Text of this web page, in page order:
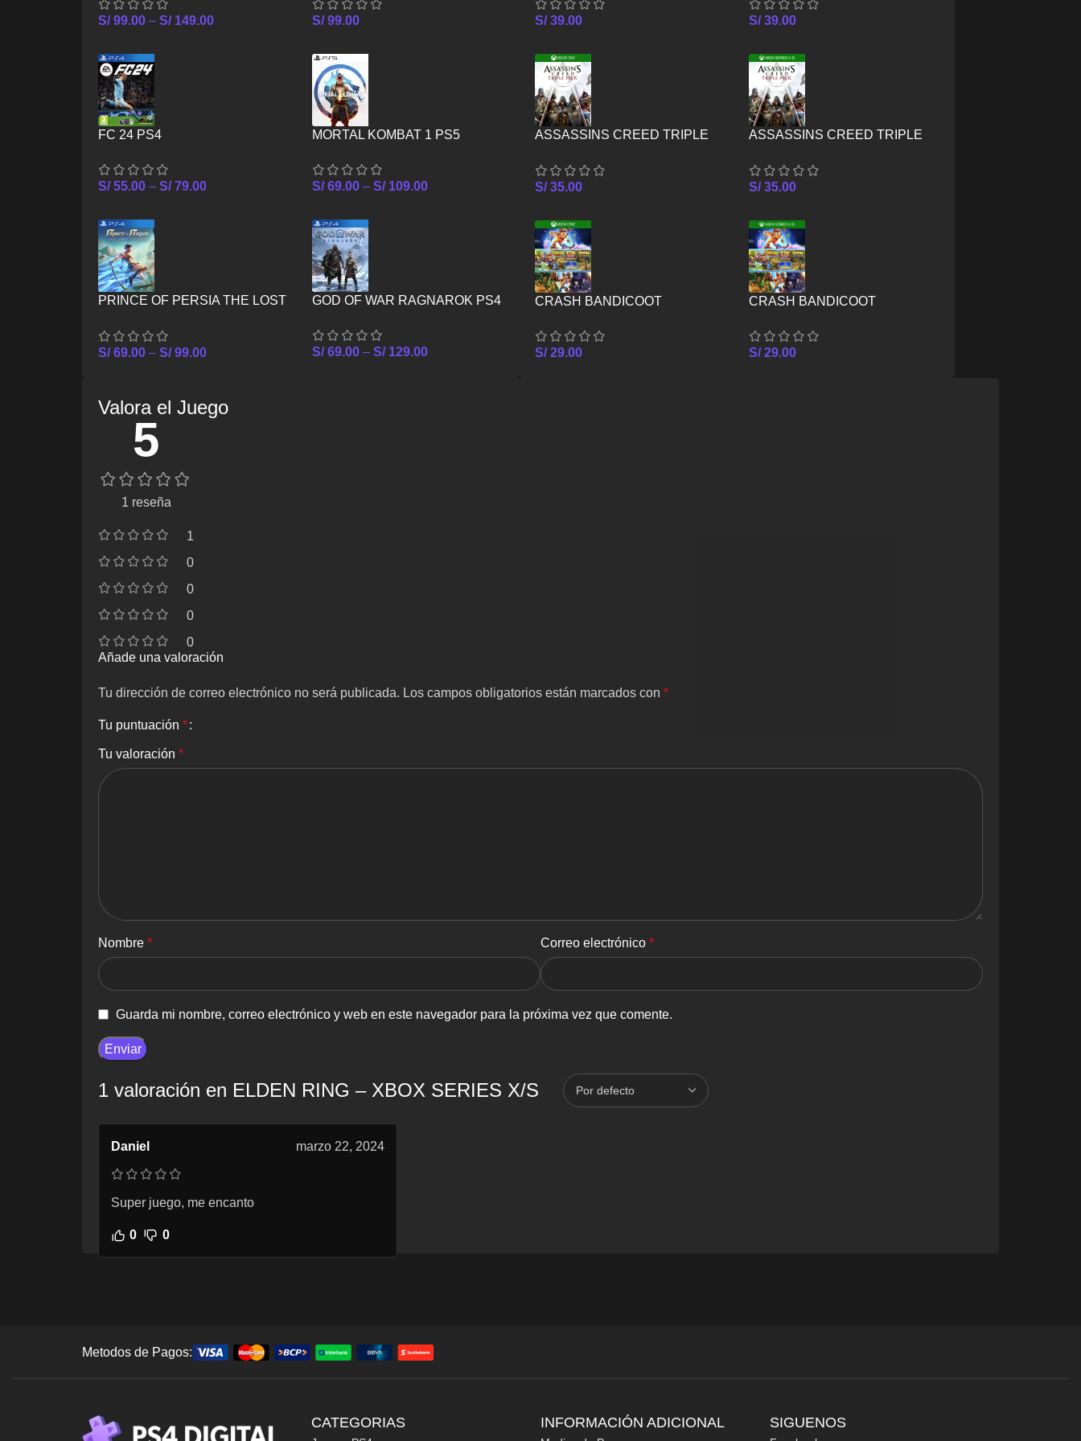
S/99.00 – S/149.00 S/ 99.00
FC 24 PS4
S/ 55.00 – S/ 79.00
MORTAL KOMBAT 1 PS5
S/ 69.00 –S/ 109.00
PRINCE OF PERSIA THE LOST
S/69.00 – S/99.00
GOD OF WAR RAGNAROK PS4
S/ 69.00 –S/ 129.00
S/39.00
SERIES X/S
S/39.00
ASSASSINS CREED TRIPLE
S/35.00
ASSASSINS CREED TRIPLE
S/35.00
CRASH BANDICOOT
XBOX ONE
S/29.00
CRASH BANDICOOT
XBOX SERIES X/S
S/29.00
Valora el Juego
5
1 reseña
1
0
0
0
0
1 valoración en ELDEN RING – XBOX SERIES X/S
Daniel marzo 22, 2024
Super juego, me encanto
0 0
Añade una valoración
Tu dirección de correo electrónico no será publicada. Los campos obligatorios están marcados con *
Tu puntuación *
Tu valoración *
Nombre * Correo electrónico *
Guarda mi nombre, correo electrónico y web en este navegador para la próxima vez que comente.
Metodos de Pagos:
CATEGORIAS INFORMACIÓN ADICIONAL SIGUENOS